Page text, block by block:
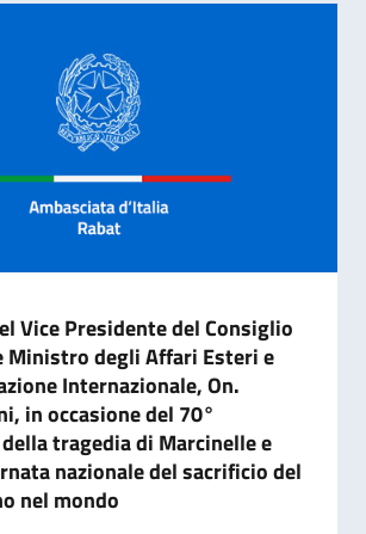
Vice Presidente del Consiglio
degli Affari Esteri e
Internazionale, On.
in occasione del 70°
tragedia di Marcinelle e
nazionale del sacrificio del
nel mondo